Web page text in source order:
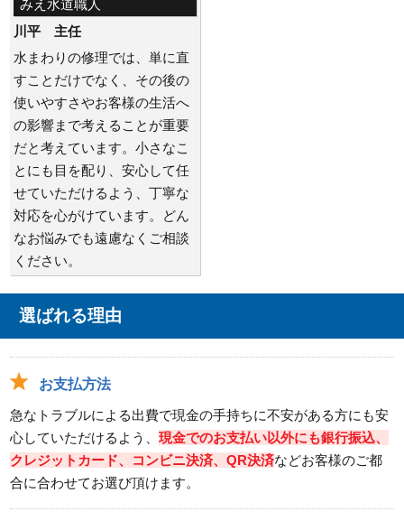
みえ水道職人
川平 主任
水まわりの修理では、単に直
すことだけでなく、その後の
使いやすさやお客様の生活へ
の影響まで考えることが重要
だと考えています。小さなこ
とにも目を配り、安心して任
せていただけるよう、丁寧な
対応を心がけています。どん
なお悩みでも遠慮なくご相談
ください。
選ばれる理由
お支払方法
急なトラブルによる出費で現金の手持ちに不安がある方にも安
心していただけるよう、現金でのお支払い以外にも銀行振込、
クレジットカード、コンビニ決済、QR決済などお客様のご都
合に合わせてお選び頂けます。